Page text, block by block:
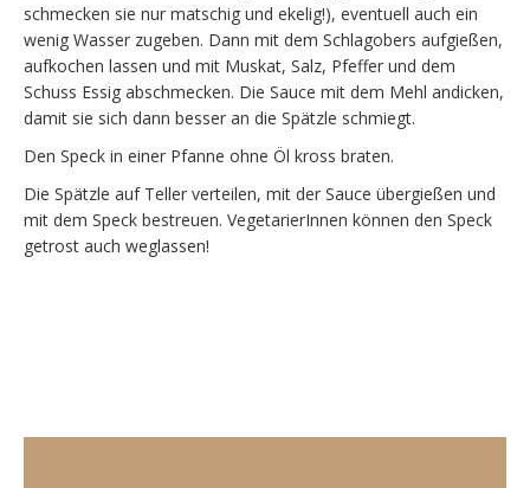
schmecken sie nur matschig und ekelig!), eventuell auch ein
wenig Wasser zugeben. Dann mit dem Schlagobers aufgießen,
aufkochen lassen und mit Muskat, Salz, Pfeffer und dem
Schuss Essig abschmecken. Die Sauce mit dem Mehl andicken,
damit sie sich dann besser an die Spätzle schmiegt.
Den Speck in einer Pfanne ohne Öl kross braten.
Die Spätzle auf Teller verteilen, mit der Sauce übergießen und
mit dem Speck bestreuen. VegetarierInnen können den Speck
getrost auch weglassen!